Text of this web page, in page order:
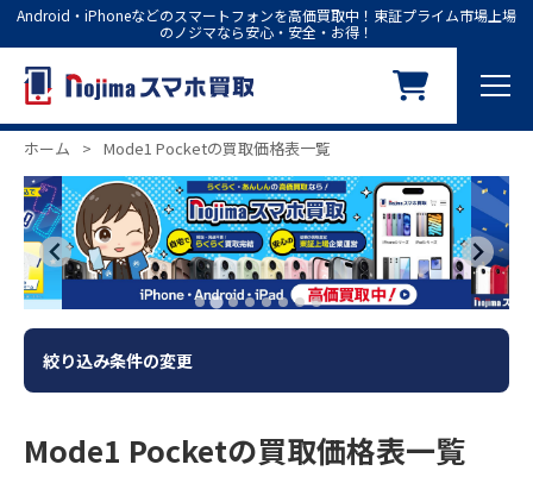
Android・iPhoneなどのスマートフォンを高価買取中！東証プライム市場上場
のノジマなら安心・安全・お得！
ホーム > Mode1 Pocketの買取価格表一覧
絞り込み条件の変更
Mode1 Pocketの買取価格表一覧